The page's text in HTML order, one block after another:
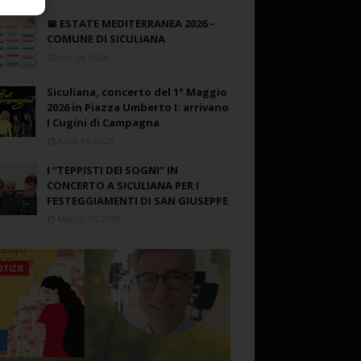
📅 ESTATE MEDITERRANEA 2026 –
COMUNE DI SICULIANA
Siculiana, concerto del 1° Maggio
2026 in Piazza Umberto I: arrivano
I Cugini di Campagna
I “TEPPISTI DEI SOGNI” IN
CONCERTO A SICULIANA PER I
FESTEGGIAMENTI DI SAN GIUSEPPE